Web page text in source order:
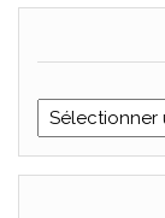
Archives